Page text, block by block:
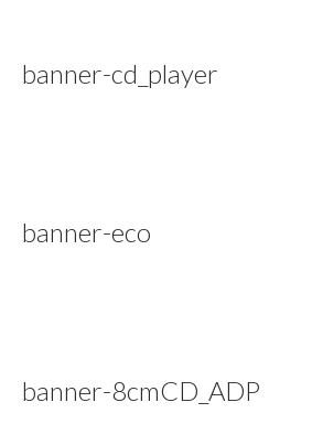
banner-cd_player
banner-eco
banner-8cmCD_ADP